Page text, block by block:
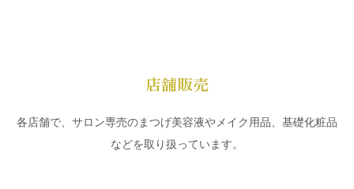
店舗販売
各店舗で、サロン専売のまつげ美容液やメイク用品、基礎化粧品
などを取り扱っています。